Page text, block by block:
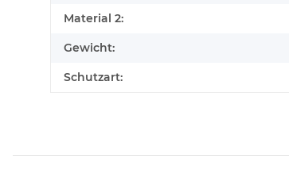
Material 2:
Gewicht:
Schutzart: